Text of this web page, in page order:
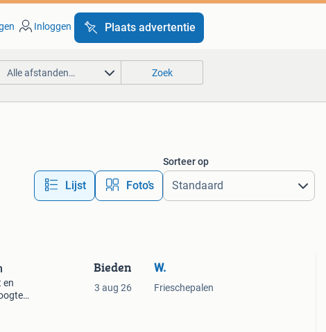
Inloggen Plaats advertentie
Alle afstanden… Zoek
Lijst Foto’s
Sorteer op
en
Bieden
3 aug 26
W.
Frieschepalen